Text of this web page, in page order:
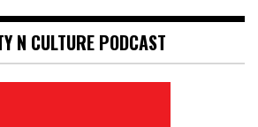
N CULTURE PODCAST